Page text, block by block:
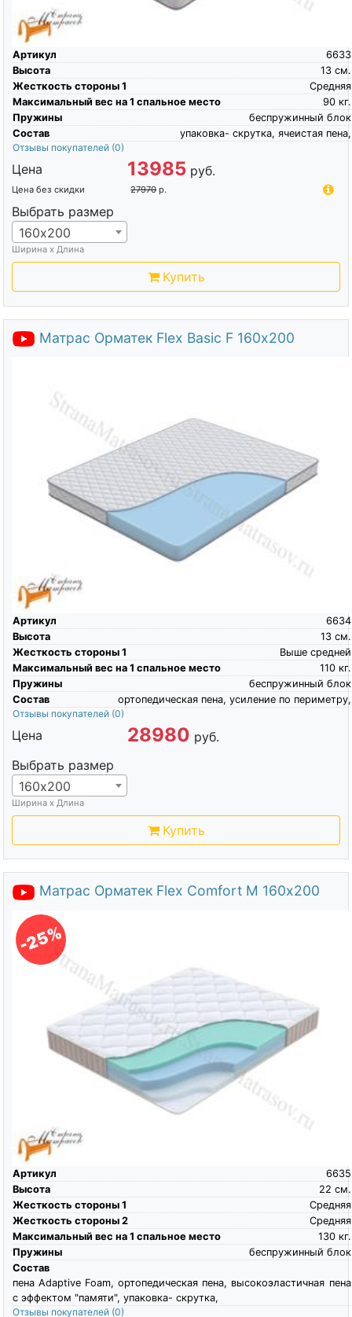
Артикул
6633
Высота
см.
13
Жесткость стороны 1
Средняя
Максимальный вес на 1 спальное место
кг.
90
Пружины
беспружинный блок
Состав
упаковка- скрутка, ячеистая пена,
Отзывы покупателей (0)
Цена 13985 руб.
Цена без скидки 27970 р.
Выбрать размер
160х200
Ширина х Длина
Купить
Матрас Орматек Flex Basic F 160х200
Артикул
6634
Высота
см.
13
Жесткость стороны 1
Выше средней
Максимальный вес на 1 спальное место
кг.
110
Пружины
беспружинный блок
Состав
ортопедическая пена, усиление по периметру,
Отзывы покупателей (0)
Цена 28980 руб.
Выбрать размер
160х200
Ширина х Длина
Купить
Матрас Орматек Flex Comfort M 160х200
-25%
Артикул
6635
Высота
см.
22
Жесткость стороны 1
Средняя
Жесткость стороны 2
Средняя
Максимальный вес на 1 спальное место
кг.
130
Пружины
беспружинный блок
Состав
пена Adaptive Foam, ортопедическая пена, высокоэластичная пена
c эффектом "памяти", упаковка- скрутка,
Отзывы покупателей (0)